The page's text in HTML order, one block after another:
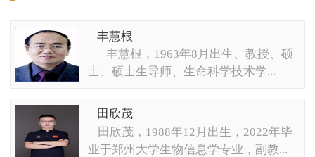
丰慧根
丰慧根，1963年8月出生、教授、硕
士、硕士生导师、生命科学技术学...
田欣茂
田欣茂，1988年12月出生，2022年毕
业于郑州大学生物信息学专业，副教...